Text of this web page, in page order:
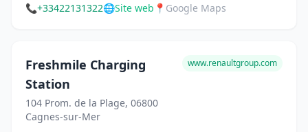
📞+33422131322🌐Site web 📍 Google Maps
Freshmile Charging
Station
104 Prom. de la Plage, 06800
Cagnes-sur-Mer
www.renaultgroup.com